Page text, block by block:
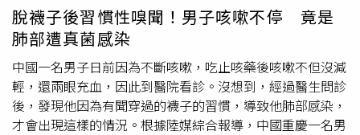
脫襪子後習慣性嗅聞！男子咳嗽不停 竟是
肺部遭真菌感染
中國一名男子日前因為不斷咳嗽，吃止咳藥後咳嗽不但沒減
輕，還兩眼充血，因此到醫院看診。沒想到，經過醫生問診
後，發現他因為有聞穿過的襪子的習慣，導致他肺部感染，
才會出現這樣的情況。根據陸媒綜合報導，中國重慶一名男